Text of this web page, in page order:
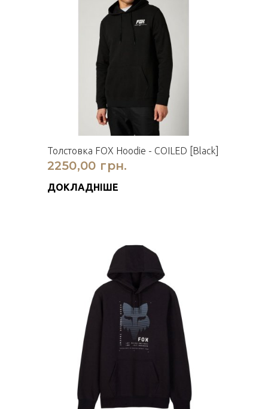
Толстовка FOX Hoodie - COILED [Black]
2250,00 грн.
ДОКЛАДНІШЕ